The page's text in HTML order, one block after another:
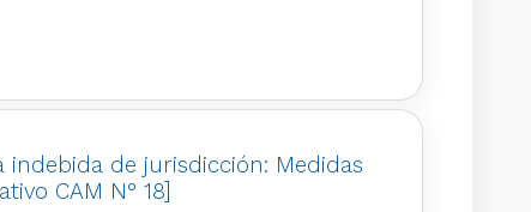
indebida de jurisdicción: Medidas
CAM N° 18]